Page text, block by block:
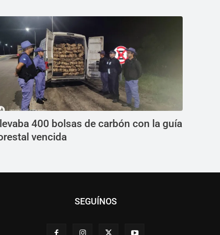
400 bolsas de carbón con la guía
vencida
SEGUÍNOS